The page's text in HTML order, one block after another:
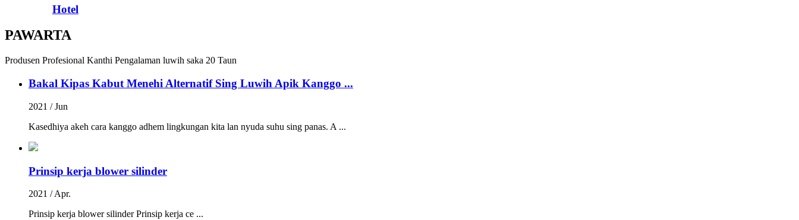
Hotel
PAWARTA
Produsen Profesional Kanthi Pengalaman luwih saka 20 Taun
Bakal Kipas Kabut Menehi Alternatif Sing Luwih Apik Kanggo ...
2021 / Jun
Kasedhiya akeh cara kanggo adhem lingkungan kita lan nyuda suhu sing panas. A ...
Prinsip kerja blower silinder
2021 / Apr.
Prinsip kerja blower silinder Prinsip kerja ce ...